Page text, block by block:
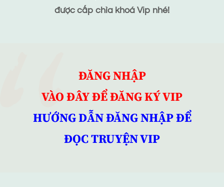
được cấp chìa khoá Vip nhé!
ĐĂNG NHẬP
VÀO ĐÂY ĐỂ ĐĂNG KÝ VIP
HƯỚNG DẪN ĐĂNG NHẬP ĐỂ
ĐỌC TRUYỆN VIP